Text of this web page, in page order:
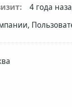
4 года